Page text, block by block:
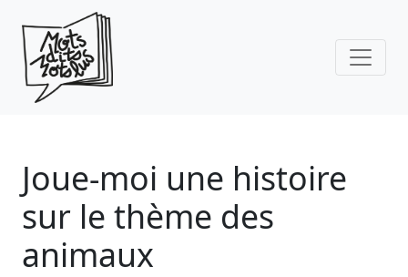
Skip to main content
Joue-moi une histoire
sur le thème des
animaux